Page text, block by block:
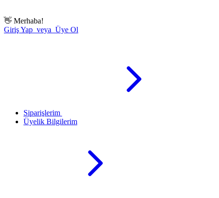
👋 Merhaba!
Giriş Yap veya Üye Ol
Siparişlerim
Üyelik Bilgilerim